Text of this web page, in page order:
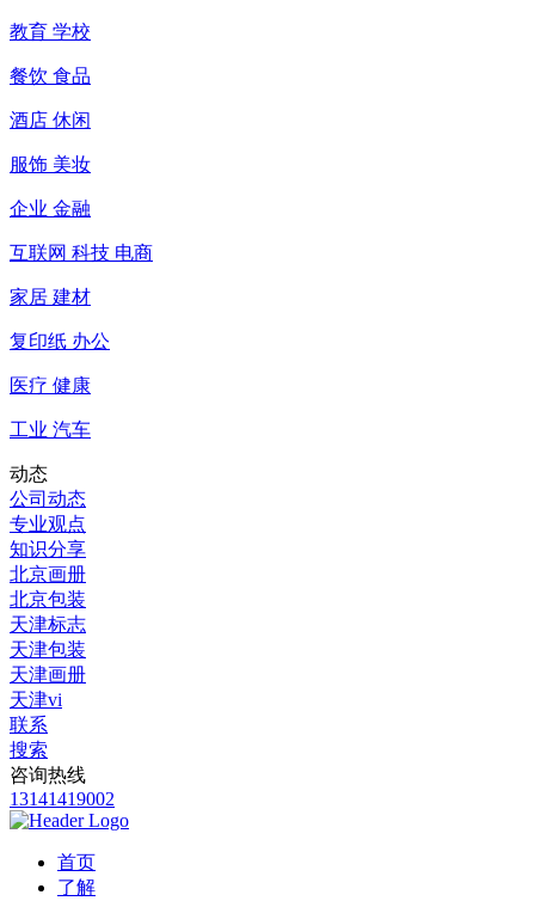
教育 学校
餐饮 食品
酒店 休闲
服饰 美妆
企业 金融
互联网 科技 电商
家居 建材
复印纸 办公
医疗 健康
工业 汽车
动态
公司动态
专业观点
知识分享
北京画册
北京包装
天津标志
天津包装
天津画册
天津vi
联系
搜索
咨询热线
13141419002
首页
了解